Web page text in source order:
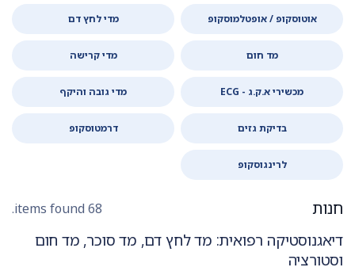
אוטוסקופ / אופטלמוסקופ מדי לחץ דם
מד חום מדי קרישה
מכשירי א.ק.ג - ECG מדי גובה והיקף
בדיקת גזים דרמטוסקופ
לרינגוסקופ
חנות 68 items found.
דיאגנוסטיקה רפואית: מד לחץ דם, מד סוכר, מד חום
וסטורציה